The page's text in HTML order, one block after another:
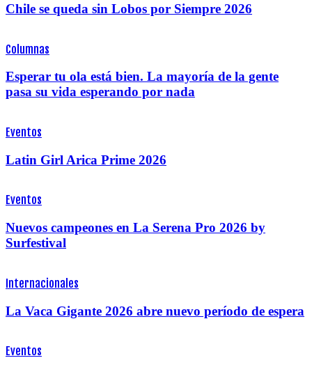
Chile se queda sin Lobos por Siempre 2026
Columnas
Esperar tu ola está bien. La mayoría de la gente
pasa su vida esperando por nada
Eventos
Latin Girl Arica Prime 2026
Eventos
Nuevos campeones en La Serena Pro 2026 by
Surfestival
Internacionales
La Vaca Gigante 2026 abre nuevo período de espera
Eventos